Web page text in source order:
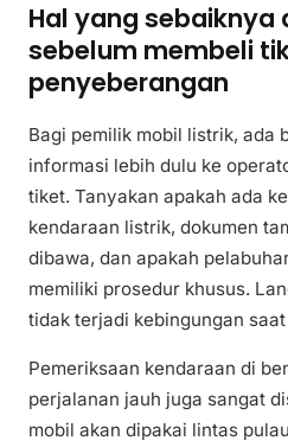
Hal yang sebaiknya
sebelum membeli
penyeberangan
Bagi pemilik mobil listrik, ada
informasi lebih dulu ke
tiket. Tanyakan apakah ada
kendaraan listrik, dokumen
dibawa, dan apakah
memiliki prosedur khusus.
tidak terjadi kebingungan
Pemeriksaan kendaraan di
perjalanan jauh juga sangat
mobil akan dipakai lintas